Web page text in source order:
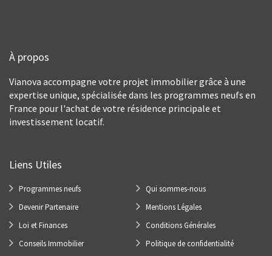
À propos
Vianova accompagne votre projet immobilier grâce à une
expertise unique, spécialisée dans les programmes neufs en
France pour l'achat de votre résidence principale et
investissement locatif.
Liens Utiles
Programmes neufs
Devenir Partenaire
Loi et Finances
Conseils Immobilier
Qui sommes-nous
Mentions Légales
Conditions Générales
Politique de confidentialité